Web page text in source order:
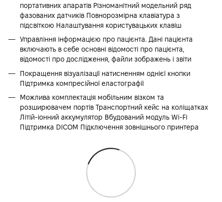
портативних апаратів Різноманітний модельний ряд
фазованих датчиків Повнорозмірна клавіатура з
підсвіткою Налаштування користувацьких клавіш
Управління інформацією про пацієнта. Дані пацієнта
включають в себе основні відомості про пацієнта,
відомості про дослідження, файли зображень і звіти
Покращення візуалізації натисненням однієї кнопки
Підтримка компресійної еластографії
Можлива комплектація мобільним візком та
розширювачем портів Транспортний кейс на коліщатках
Літій-іонний аккумулятор Вбудований модуль Wi-Fi
Підтримка DICOM Підключення зовнішнього принтера